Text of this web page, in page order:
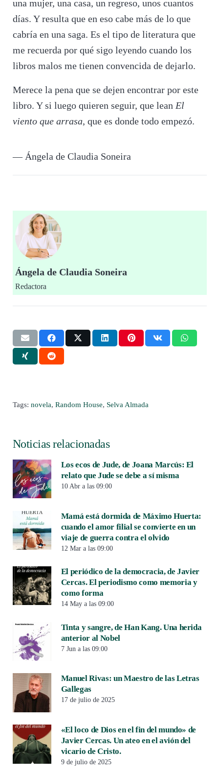
una mujer, una casa, un regreso, unos cuantos
días. Y resulta que en eso cabe más de lo que
cabría en una saga. Es el tipo de literatura que
me recuerda por qué sigo leyendo cuando los
libros malos me tienen convencida de dejarlo.
Merece la pena que se dejen encontrar por este
libro. Y si luego quieren seguir, que lean El
viento que arrasa, que es donde todo empezó.
— Ángela de Claudia Soneira
Ángela de Claudia Soneira
Redactora
Tags: novela, Random House, Selva Almada
Noticias relacionadas
Los ecos de Jude, de Joana Marcús: El
relato que Jude se debe a sí misma
10 Abr a las 09:00
Mamá está dormida de Máximo Huerta:
cuando el amor filial se convierte en un
viaje de guerra contra el olvido
12 Mar a las 09:00
El periódico de la democracia, de Javier
Cercas. El periodismo como memoria y
como forma
14 May a las 09:00
Tinta y sangre, de Han Kang. Una herida
anterior al Nobel
7 Jun a las 09:00
Manuel Rivas: un Maestro de las Letras
Gallegas
17 de julio de 2025
«El loco de Dios en el fin del mundo» de
Javier Cercas. Un ateo en el avión del
vicario de Cristo.
9 de julio de 2025